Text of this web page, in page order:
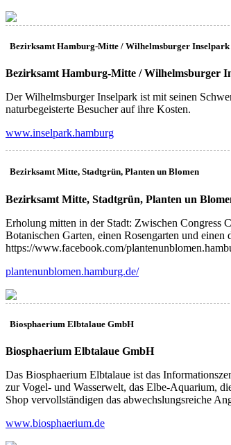
Bezirksamt Hamburg-Mitte / Wilhelmsburger Inselpark
Bezirksamt Hamburg-Mitte / Wilhelmsburger
Der Wilhelmsburger Inselpark ist mit seinen
naturbegeisterte Besucher auf ihre Kosten.
www.inselpark.hamburg
Bezirksamt Mitte, Stadtgrün, Planten un Blomen
Bezirksamt Mitte, Stadtgrün, Planten un
Erholung mitten in der Stadt: Zwischen Congress
Botanischen Garten, einen Rosengarten und
https://www.facebook.com/
plantenunblomen.hamburg.de/
Biosphaerium Elbtalaue GmbH
Biosphaerium Elbtalaue GmbH
Das Biosphaerium Elbtalaue ist das
zur Vogel- und Wasserwelt, das Elbe-Aquarium,
Shop vervollständigen das abwechslungsreiche
www.biosphaerium.de